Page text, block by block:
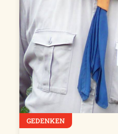
GEDENKEN